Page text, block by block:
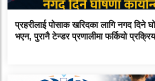
प्रहरीलाई पोसाक खरिदका लागि नगद दिने
भएन, पुरानै टेन्डर प्रणालीमा फर्कियो